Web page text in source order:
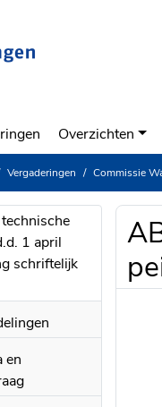
Overzichten
Vergaderingen Commissie
1 april
schriftelijk
en